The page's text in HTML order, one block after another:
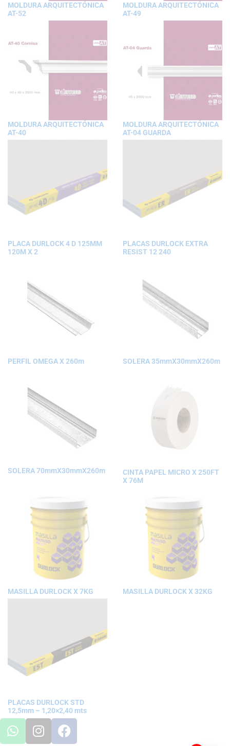
MOLDURA ARQUITECTÓNICA
AT-52
MOLDURA ARQUITECTÓNICA
AT-49
MOLDURA ARQUITECTÓNICA
AT-40
MOLDURA ARQUITECTÓNICA
AT-04 GUARDA
PLACA DURLOCK 4 D 125MM
120M X 2
PLACAS DURLOCK EXTRA
RESIST 12 240
PERFIL OMEGA X 260m SOLERA 35mmX30mmX260m
SOLERA 70mmX30mmX260m
CINTA PAPEL MICRO X 250FT
X 76M
MASILLA DURLOCK X 7KG MASILLA DURLOCK X 32KG
PLACAS DURLOCK STD
12,5mm – 1,20×2,40 mts